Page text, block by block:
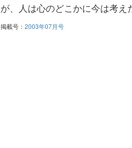
が、人は心のどこかに今は考
掲載号： 2003年07月号